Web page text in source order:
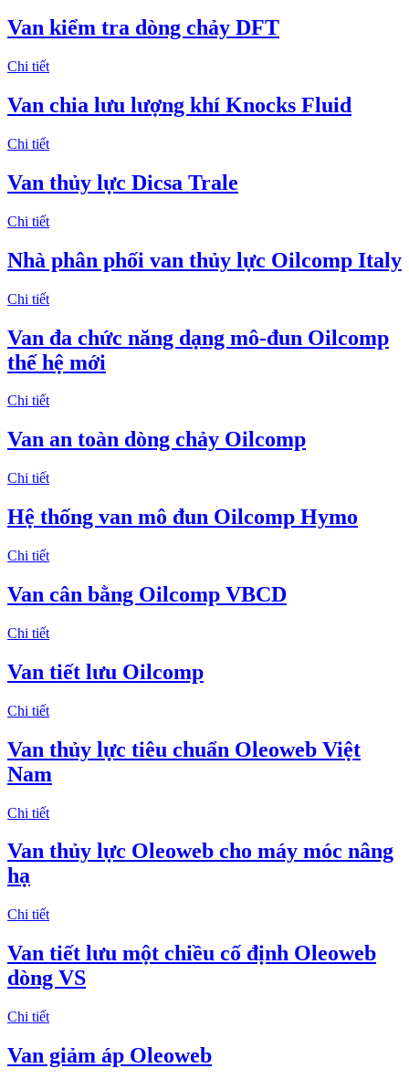
Van kiểm tra dòng chảy DFT
Chi tiết
Van chia lưu lượng khí Knocks Fluid
Chi tiết
Van thủy lực Dicsa Trale
Chi tiết
Nhà phân phối van thủy lực Oilcomp Italy
Chi tiết
Van đa chức năng dạng mô-đun Oilcomp
thế hệ mới
Chi tiết
Van an toàn dòng chảy Oilcomp
Chi tiết
Hệ thống van mô đun Oilcomp Hymo
Chi tiết
Van cân bằng Oilcomp VBCD
Chi tiết
Van tiết lưu Oilcomp
Chi tiết
Van thủy lực tiêu chuẩn Oleoweb Việt
Nam
Chi tiết
Van thủy lực Oleoweb cho máy móc nâng
hạ
Chi tiết
Van tiết lưu một chiều cố định Oleoweb
dòng VS
Chi tiết
Van giảm áp Oleoweb